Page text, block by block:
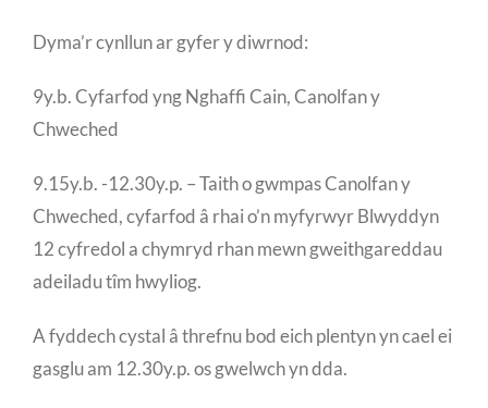
Dyma’r cynllun ar gyfer y diwrnod:
9y.b. Cyfarfod yng Nghaffi Cain, Canolfan y
Chweched
9.15y.b. -12.30y.p. – Taith o gwmpas Canolfan y
Chweched, cyfarfod â rhai o’n myfyrwyr Blwyddyn
12 cyfredol a chymryd rhan mewn gweithgareddau
adeiladu tîm hwyliog.
A fyddech cystal â threfnu bod eich plentyn yn cael ei
gasglu am 12.30y.p. os gwelwch yn dda.